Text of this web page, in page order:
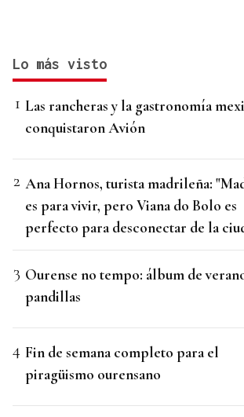
Lo más visto
Las rancheras y la gastronomía
conquistaron Avión
Ana Hornos, turista madrileña:
es para vivir, pero Viana do Bolo es
perfecto para desconectar de la
Ourense no tempo: álbum de
pandillas
Fin de semana completo para el
piragüismo ourensano